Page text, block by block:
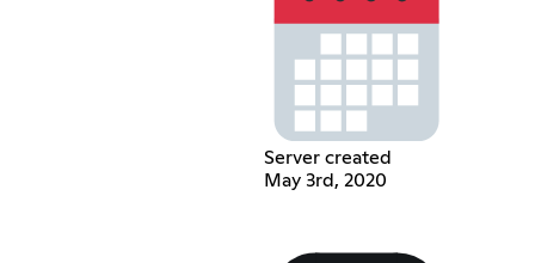
Server created
May 3rd, 2020